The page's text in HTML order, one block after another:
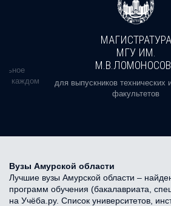
в каждом
МАГИСТРАТУРА
МГУ ИМ.
для выпускников технических
факультетов
Вузы Амурской области
Лучшие вузы Амурской области –
программ обучения (бакалавриата,
на Учёба.ру. Список университетов,